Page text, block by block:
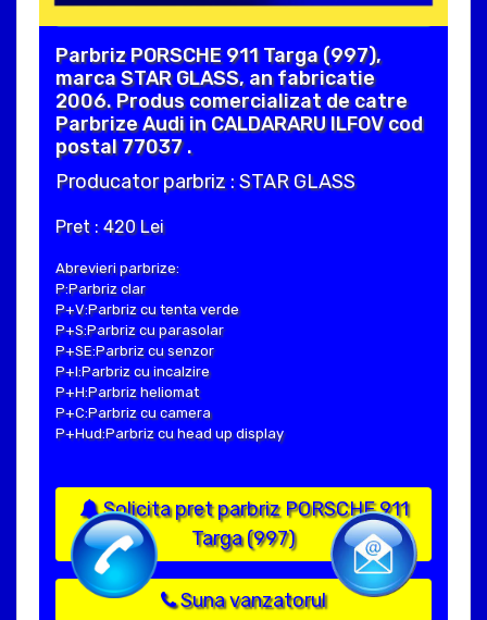
Parbriz PORSCHE 911 Targa (997),
marca STAR GLASS, an fabricatie
2006. Produs comercializat de catre
Parbrize Audi in CALDARARU ILFOV cod
postal 77037 .
Producator parbriz : STAR GLASS
Pret : 420 Lei
Abrevieri parbrize:
P:Parbriz clar
P+V:Parbriz cu tenta verde
P+S:Parbriz cu parasolar
P+SE:Parbriz cu senzor
P+I:Parbriz cu incalzire
P+H:Parbriz heliomat
P+C:Parbriz cu camera
P+Hud:Parbriz cu head up display
Solicita pret parbriz PORSCHE 911
Targa (997)
Suna vanzatorul